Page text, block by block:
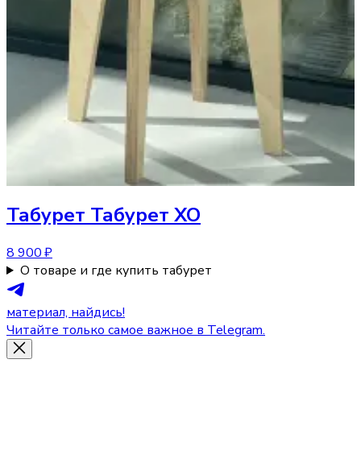
Табурет Табурет XO
8 900 ₽
О товаре и где купить табурет
материал, найдись!
Читайте только самое важное в Telegram.